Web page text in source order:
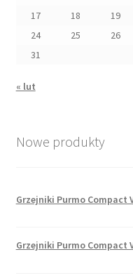
17
18 19
24
25 26
31
« lut
Nowe produkty
Grzejniki Purmo Compact
Grzejniki Purmo Compact